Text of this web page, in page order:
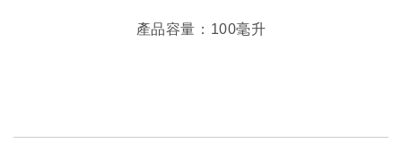
產品容量：100毫升